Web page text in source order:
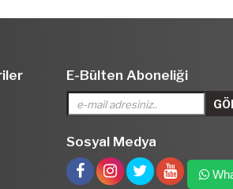
E-Bülten Aboneliği
Sosyal Medya